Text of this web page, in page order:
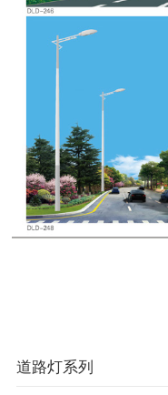
道路灯系列